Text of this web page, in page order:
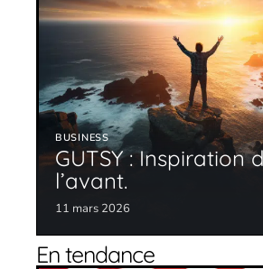
BUSINESS
GUTSY : Inspiration
l’avant.
11 mars 2026
En tendance